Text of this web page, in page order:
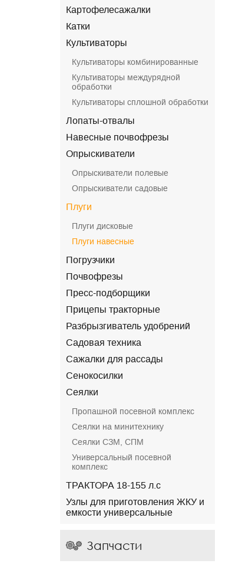
Картофелесажалки
Катки
Культиваторы
Культиваторы комбинированные
Культиваторы междурядной
обработки
Культиваторы сплошной обработки
Лопаты-отвалы
Навесные почвофрезы
Опрыскиватели
Опрыскиватели полевые
Опрыскиватели садовые
Плуги
Плуги дисковые
Плуги навесные
Погрузчики
Почвофрезы
Пресс-подборщики
Прицепы тракторные
Разбрызгиватель удобрений
Садовая техника
Сажалки для рассады
Сенокосилки
Сеялки
Пропашной посевной комплекс
Сеялки на минитехнику
Сеялки СЗМ, СПМ
Универсальный посевной
комплекс
ТРАКТОРА 18-155 л.с
Узлы для приготовления ЖКУ и
емкости универсальные
Запчасти
Культиватор КПГ- 6-01 (c S-
Eurozappa)Державна...
696 000 грн.